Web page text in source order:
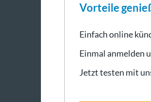
Vorteile
Einfach online
Einmal anmelden
Jetzt testen mit